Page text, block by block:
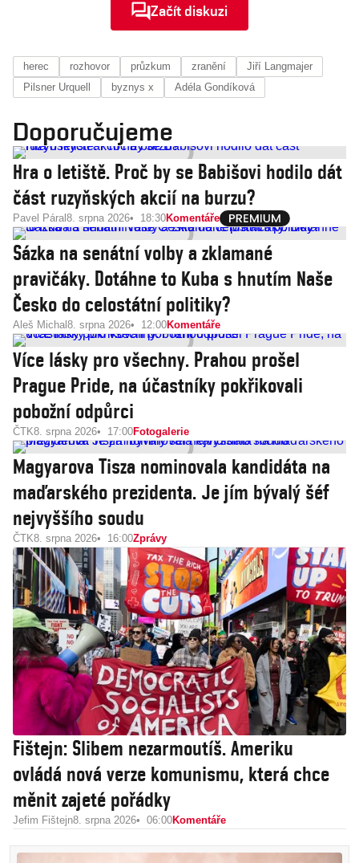
Začít diskuzi
herec rozhovor průzkum zranění
Jiří Langmajer
Pilsner Urquell
byznys x Adéla Gondíková
Doporučujeme
Hra o letiště. Proč by se Babišovi hodilo dát
část ruzyňských akcií na burzu?
Pavel Páral 8. srpna 2026 18:30Komentáře
Sázka na senátní volby a zklamané
pravičáky. Dotáhne to Kuba s hnutím Naše
Česko do celostátní politiky?
Aleš Michal 8. srpna 2026 12:00Komentáře
Více lásky pro všechny. Prahou prošel
Prague Pride, na účastníky pokřikovali
pobožní odpůrci
ČTK8. srpna 2026 17:00Fotogalerie
Magyarova Tisza nominovala kandidáta na
maďarského prezidenta. Je jím bývalý šéf
nejvyššího soudu
ČTK8. srpna 2026 16:00Zprávy
Fištejn: Slibem nezarmoutíš. Ameriku
ovládá nová verze komunismu, která chce
měnit zajeté pořádky
Jefim Fištejn8. srpna 2026 06:00Komentáře